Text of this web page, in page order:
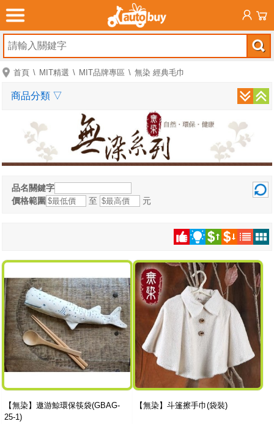
首頁 MIT精選 MIT品牌專區 無染 經典毛巾
品名關鍵字
價格範圍
至 元
【無染】遨游鯨環保筷袋(GBAG-
25-1)
【無染】斗篷擦手巾(袋裝)
商品分類 ▽